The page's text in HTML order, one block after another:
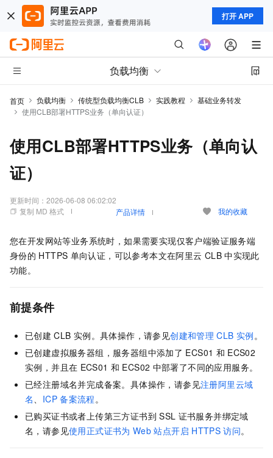
打开 APP
负载均衡
首页 负载均衡 传统型负载均衡CLB 实践教程
基础业务转发
使用CLB部署HTTPS业务（单向认证）
使用CLB部署HTTPS业务（单向认
证）
更新时间： 2026-06-08 06:02:02
复制 MD 格式
产品详情 我的收藏
您在开发网站等业务系统时，如果需要实现仅客户端验证服务端
身份的 HTTPS 单向认证，可以参考本文在阿里云 CLB 中实现此
功能。
前提条件
已创建 CLB 实例。具体操作，请参见创建和管理 CLB 实例。
已创建虚拟服务器组，服务器组中添加了 ECS01 和 ECS02
实例，并且在 ECS01 和 ECS02 中部署了不同的应用服务。
已经注册域名并完成备案。具体操作，请参见注册阿里云域
名、 ICP 备案流程。
已购买证书或者上传第三方证书到 SSL 证书服务并绑定域
名，请参见使用正式证书为 Web 站点开启 HTTPS 访问。